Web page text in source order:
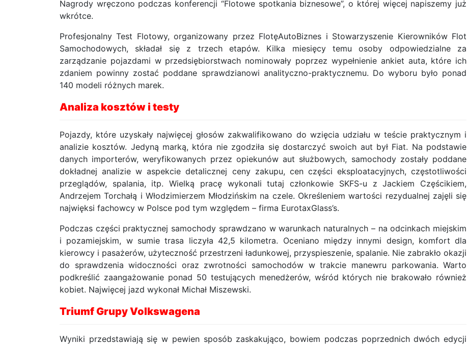
Nagrody wręczono podczas konferencji “Flotowe spotkania biznesowe”, o której więcej napiszemy już
wkrótce.
Profesjonalny Test Flotowy, organizowany przez FlotęAutoBiznes i Stowarzyszenie Kierowników Flot
Samochodowych, składał się z trzech etapów. Kilka miesięcy temu osoby odpowiedzialne za
zarządzanie pojazdami w przedsiębiorstwach nominowały poprzez wypełnienie ankiet auta, które ich
zdaniem powinny zostać poddane sprawdzianowi analityczno-praktycznemu. Do wyboru było ponad
140 modeli różnych marek.
Analiza kosztów i testy
Pojazdy, które uzyskały najwięcej głosów zakwalifikowano do wzięcia udziału w teście praktycznym i
analizie kosztów. Jedyną marką, która nie zgodziła się dostarczyć swoich aut był Fiat. Na podstawie
danych importerów, weryfikowanych przez opiekunów aut służbowych, samochody zostały poddane
dokładnej analizie w aspekcie detalicznej ceny zakupu, cen części eksploatacyjnych, częstotliwości
przeglądów, spalania, itp. Wielką pracę wykonali tutaj członkowie SKFS-u z Jackiem Częścikiem,
Andrzejem Torchałą i Włodzimierzem Młodzińskim na czele. Określeniem wartości rezydualnej zajęli się
najwięksi fachowcy w Polsce pod tym względem – firma EurotaxGlass’s.
Podczas części praktycznej samochody sprawdzano w warunkach naturalnych – na odcinkach miejskim
i pozamiejskim, w sumie trasa liczyła 42,5 kilometra. Oceniano między innymi design, komfort dla
kierowcy i pasażerów, użyteczność przestrzeni ładunkowej, przyspieszenie, spalanie. Nie zabrakło okazji
do sprawdzenia widoczności oraz zwrotności samochodów w trakcie manewru parkowania. Warto
podkreślić zaangażowanie ponad 50 testujących menedżerów, wśród których nie brakowało również
kobiet. Najwięcej jazd wykonał Michał Miszewski.
Triumf Grupy Volkswagena
Wyniki przedstawiają się w pewien sposób zaskakująco, bowiem podczas poprzednich dwóch edycji